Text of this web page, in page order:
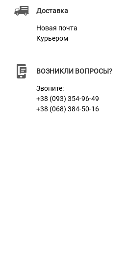
Доставка
Новая почта
Курьером
ВОЗНИКЛИ ВОПРОСЫ?
Звоните:
+38 (093) 354-96-49
+38 (068) 384-50-16